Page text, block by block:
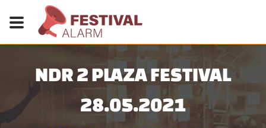
NDR 2 PLAZA FESTIVAL
28.05.2021